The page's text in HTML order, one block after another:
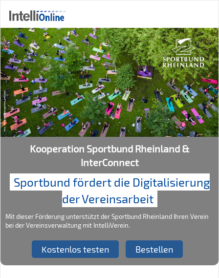
Kooperation Sportbund Rheinland &
InterConnect
Sportbund fördert die Digitalisierung
der Vereinsarbeit
Mit dieser Förderung unterstützt der Sportbund Rheinland Ihren Verein
bei der Vereinsverwaltung mit IntelliVerein.
Kostenlos testen Bestellen